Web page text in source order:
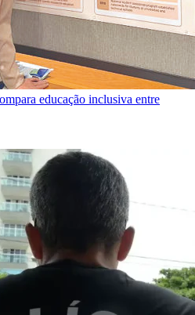
educação inclusiva entre